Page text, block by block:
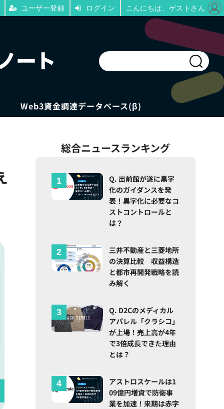
Web3資金調達データベース(β)
総合ニュースランキング
Q. 出前館が遂に黒字
化のガイダンスを発
表！黒字化に必要なコ
ストコントロールと
は？
三井不動産と三菱地所
の決算比較 収益構造
と都市再開発戦略を読
み解く
Q. D2Cのメディカル
アパレル「クラシコ」
が上場！売上高が4年
で3倍成長できた理由
とは？
アストロスケールは1
09億円増資で防衛事
業を加速！来期は赤字
ユーザー登録 ログイン こんにちは、ゲストさん